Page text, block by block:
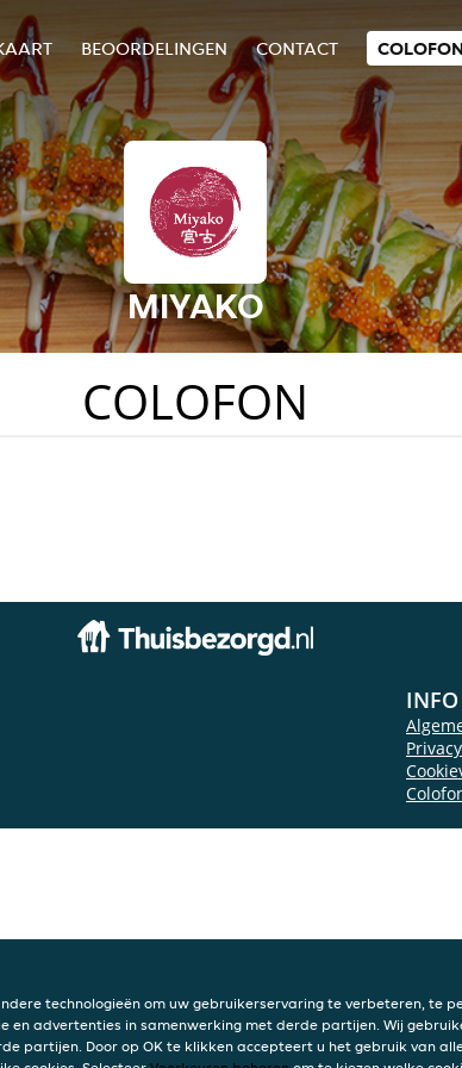
BEOORDELINGEN CONTACT
MIYAKO
COLOFON
INFO
technologieën om uw gebruikerservaring te verbeteren, te
en advertenties in samenwerking met derde partijen. Wij
partijen. Door op OK te klikken accepteert u het gebruik van